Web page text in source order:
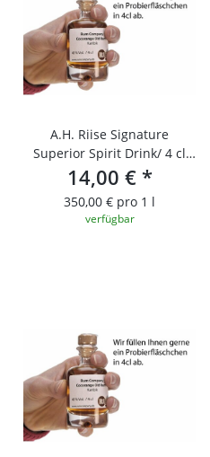
A.H. Riise Signature
Superior Spirit Drink/ 4 cl
Probierfläschchen
14,00 € *
350,00 € pro 1 l
verfügbar